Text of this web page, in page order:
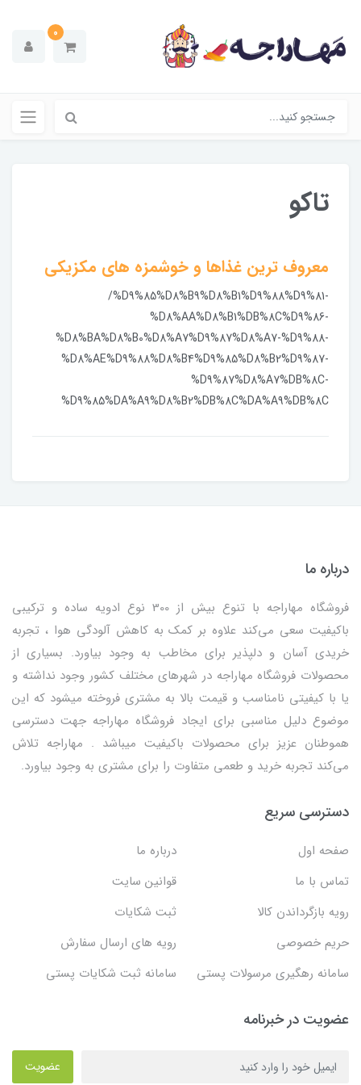
0
تاکو
معروف ترین غذاها و خوشمزه های مکزیکی
/%D9%85%D8%B9%D8%B1%D9%88%D9%81-
%D8%AA%D8%B1%DB%8C%D9%86-
%D8%BA%D8%B0%D8%A7%D9%87%D8%A7-%D9%88-
%D8%AE%D9%88%D8%B4%D9%85%D8%B2%D9%87-
%D9%87%D8%A7%DB%8C-
%D9%85%DA%A9%D8%B2%DB%8C%DA%A9%DB%8C
درباره ما
فروشگاه مهاراجه با تنوع بیش از 300 نوع ادویه ساده و ترکیبی
باکیفیت سعی می‌کند علاوه بر کمک به کاهش آلودگی هوا ، تجربه
خریدی آسان و دلپذیر برای مخاطب به وجود بیاورد. بسیاری از
محصولات فروشگاه مهاراجه در شهرهای مختلف کشور وجود نداشته و
یا با کیفیتی نامناسب و قیمت بالا به مشتری فروخته میشود که این
موضوع دلیل مناسبی برای ایجاد فروشگاه مهاراجه جهت دسترسی
هموطنان عزیز برای محصولات باکیفیت میباشد . مهاراجه تلاش
می‌کند تجربه خرید و طعمی متفاوت را برای مشتری به وجود بیاورد.
دسترسی سریع
صفحه اول
درباره ما
تماس با ما
قوانین سایت
رویه بازگرداندن کالا
ثبت شکایات
حریم خصوصی
رویه های ارسال سفارش
سامانه رهگیری مرسولات پستی
سامانه ثبت شکایات پستی
عضویت در خبرنامه
عضویت